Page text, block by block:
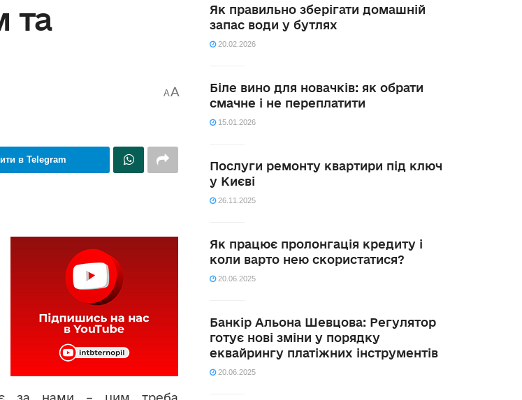
та
AA
в Telegram
Як правильно зберігати домашній
запас води у бутлях
20.02.2026
Біле вино для новачків: як обрати
смачне і не переплатити
15.01.2026
Послуги ремонту квартири під ключ
у Києві
26.11.2025
Як працює пролонгація кредиту і
коли варто нею скористатися?
20.06.2025
Банкір Альона Шевцова: Регулятор
готує нові зміни у порядку
еквайрингу платіжних інструментів
20.06.2025